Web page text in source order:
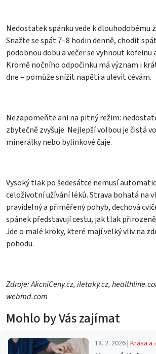
Nedostatek spánku vede k dlouhodobému
Snažte se spát 7–8 hodin denně, chodit
podobnou dobu a večer se vyhnout kofeinu
Kromě nočního odpočinku má význam i
dne – pomůže snížit napětí a ulevit cévám.
Nezapomeňte ani na pitný režim:
zbytečně zvyšuje. Nejlepší volbou je čistá
minerálky nebo bylinkové čaje.
Vysoký tlak po šedesátce nemusí
celoživotní užívání léků. Strava bohatá na
pravidelný a přiměřený pohyb, dechová
spánek představují cestu, jak tlak
Jde o malé kroky, které mají velký vliv na
pohodu.
Zdroje: AkcniCeny.cz, iletaky.cz,
webmd.com
Mohlo by Vás zajímat
18. 2. 2026 |Krása a